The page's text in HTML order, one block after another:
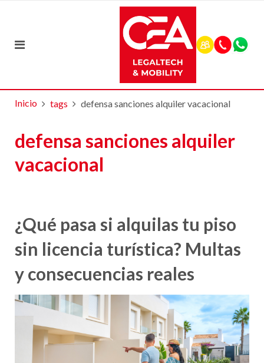
Inicio tags defensa sanciones alquiler vacacional
defensa sanciones alquiler
vacacional
¿Qué pasa si alquilas tu piso
sin licencia turística? Multas
y consecuencias reales